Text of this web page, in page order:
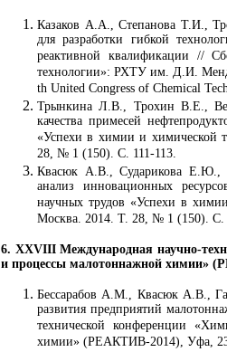
Казаков А.А., Степанова Т.И.,
для разработки гибкой
реактивной квалификации //
технологии»: РХТУ им. Д.И.
th United Congress of Chemical
Трынкина Л.В., Трохин В.Е.,
качества примесей
«Успехи в химии и химической
28, № 1 (150). С. 111-113.
Квасюк А.В., Сударикова Е.Ю.,
анализ инновационных
научных трудов «Успехи в
Москва. 2014. Т. 28, № 1 (150). С.
6. XXVIII Международная научно-
и процессы малотоннажной химии»
Бессарабов А.М., Квасюк А.В.,
развития предприятий
технической конференции
химии» (РЕАКТИВ-2014), Уфа, 23-